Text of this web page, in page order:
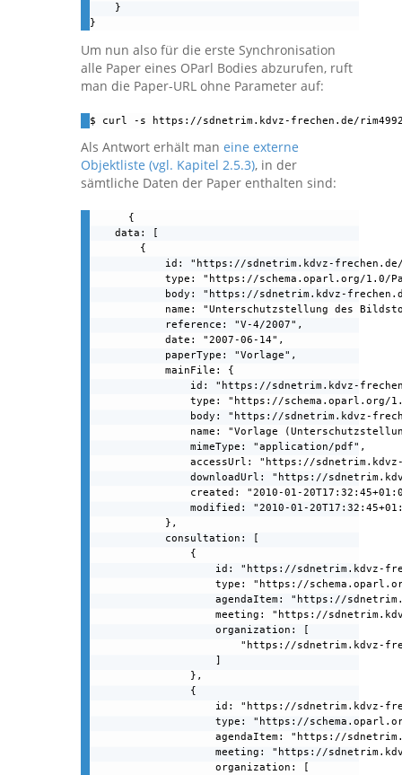
    }
}
Um nun also für die erste Synchronisation
alle Paper eines OParl Bodies abzurufen, ruft
man die Paper-URL ohne Parameter auf:
$ curl -s https://sdnetrim.kdvz-frechen.de/
Als Antwort erhält man eine externe
Objektliste (vgl. Kapitel 2.5.3), in der
sämtliche Daten der Paper enthalten sind:
{
    data: [
        {
id: "https://sdnetrim.kdvz-
type: "https://schema.oparl.org/1.0/
body: "https://sdnetrim.kdvz-
name: "Unterschutzstellung des
            reference: "V-4/2007",
            date: "2007-06-14",
            paperType: "Vorlage",
            mainFile: {
id: "https://sdnetrim.kdvz-
type: "https://schema.oparl.org/
body: "https://sdnetrim.kdvz-
name: "Vorlage
                mimeType: "application/pdf",
accessUrl: "https://
downloadUrl: "https://
created: "2010-01-
modified: "2010-01-
            },
            consultation: [
                {
id: "https://sdnetrim.kdvz-
type: "https://
agendaItem: "https://
meeting: "https://
                    organization: [
"https://sdnetrim.kdvz-
                    ]
                },
                {
id: "https://sdnetrim.kdvz-
type: "https://
agendaItem: "https://
meeting: "https://
                    organization: [